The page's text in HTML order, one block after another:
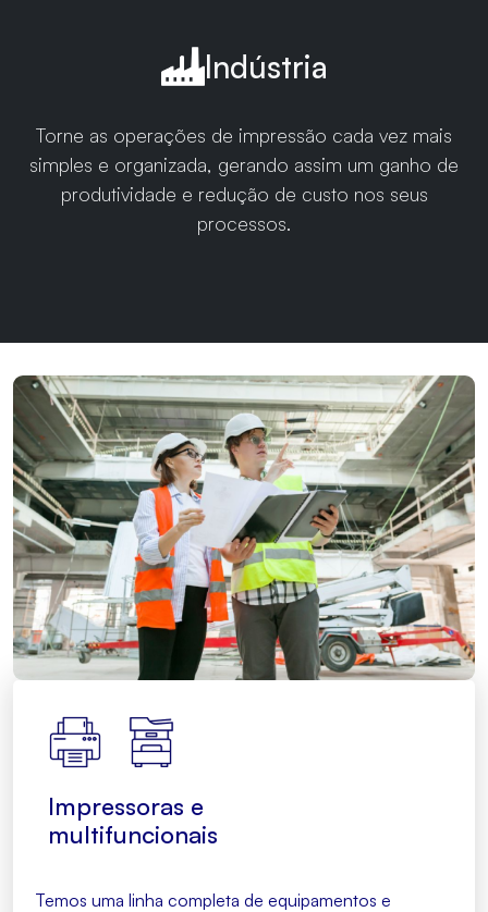
Indústria
Torne as operações de impressão cada vez mais
simples e organizada, gerando assim um ganho de
produtividade e redução de custo nos seus
processos.
Impressoras e
multifuncionais
Temos uma linha completa de equipamentos e